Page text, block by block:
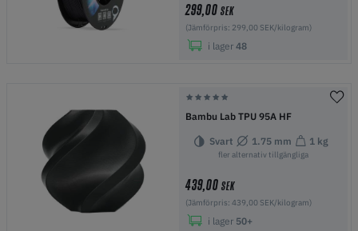
299,00 SEK
(Jämförpris: 299,00 SEK/kilogram)
i lager 48
Bambu Lab TPU 95A HF
Svart 1.75 mm 1 kg
fler alternativ tillgängliga
439,00 SEK
(Jämförpris: 439,00 SEK/kilogram)
i lager 50+